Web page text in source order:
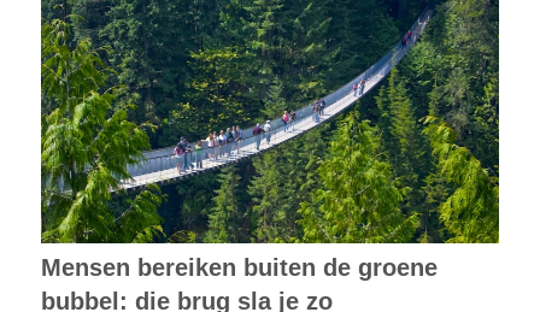
Mensen bereiken buiten de groene
bubbel: die brug sla je zo